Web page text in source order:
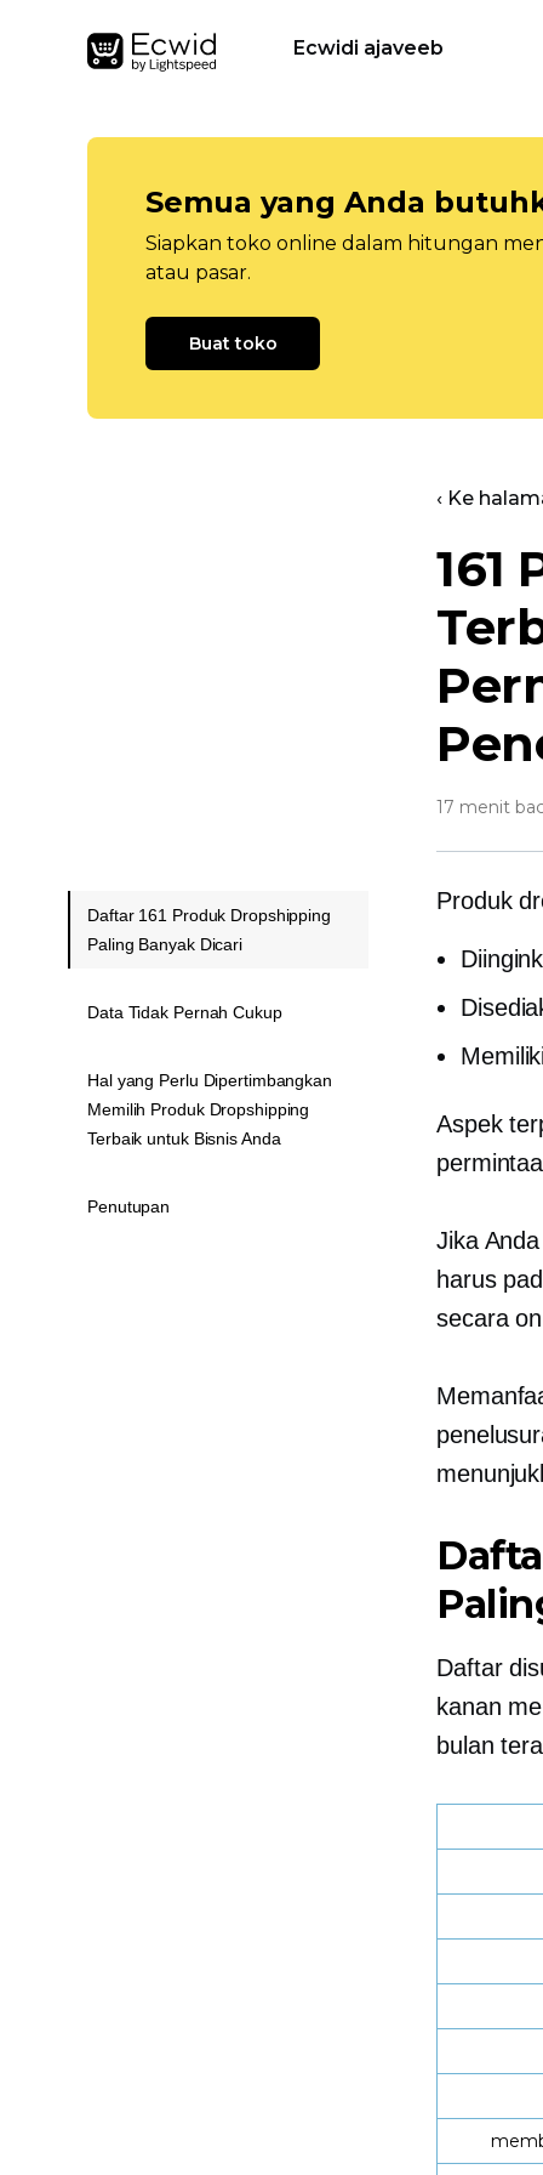
Ecwidi ajaveeb
Semua yang Anda
Siapkan toko online dalam hitungan
atau pasar.
Buat toko
‹ Ke
161
17 menit
Produk
Aspek
Jika
harus
secara
Daftar
kanan
bulan
Daftar 161 Produk Dropshipping
Paling Banyak Dicari
Data Tidak Pernah Cukup
Hal yang Perlu Dipertimbangkan
Memilih Produk Dropshipping
Terbaik untuk Bisnis Anda
Penutupan